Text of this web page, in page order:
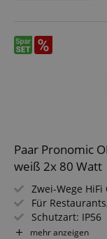
Paar Pronomic
weiß 2x 80 Watt
Zwei-Wege
Für
Schutzart: IP56
Belastbarkeit: 40
mehr anzeigen